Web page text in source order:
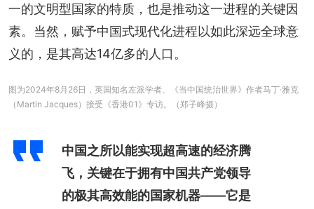
一的文明型国家的特质，也是推动这一进程的关键因
素。当然，赋予中国式现代化进程以如此深远全球意
义的，是其高达14亿多的人口。
图为2024年8月26日，英国知名左派学者、《当中国统治世界》作者马丁·雅克
（Martin Jacques）接受《香港01》专访。（郑子峰摄）
中国之所以能实现超高速的经济腾
飞，关键在于拥有中国共产党领导
的极其高效能的国家机器——它是